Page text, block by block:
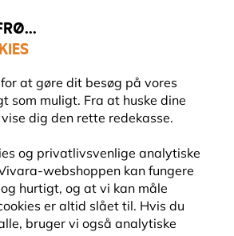
at gøre dit besøg på vores
som muligt. Fra at huske dine
dig den rette redekasse.
og privatlivsvenlige analytiske
webshoppen kan fungere
hurtigt, og at vi kan måle
er altid slået til. Hvis du
bruger vi også analytiske
Topbedømt i 11 lande
Fri fragt over 499 kr.